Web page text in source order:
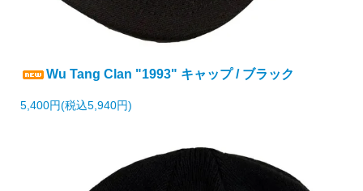
Wu Tang Clan "1993" キャップ / ブラック
5,400円(税込5,940円)